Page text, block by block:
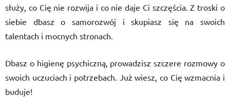
służy, co Cię nie rozwija i co nie daje Ci szczęścia. Z troski o
siebie dbasz o samorozwój i skupiasz się na swoich
talentach i mocnych stronach.
Dbasz o higienę psychiczną, prowadzisz szczere rozmowy o
swoich uczuciach i potrzebach. Już wiesz, co Cię wzmacnia i
buduje!